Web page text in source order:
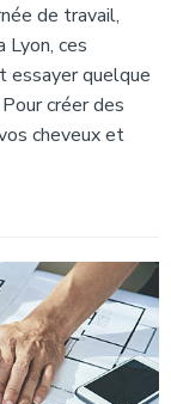
de travail,
ces
essayer quelque
créer des
cheveux et